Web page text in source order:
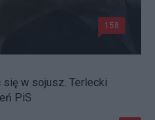
158
się w sojusz. Terlecki
PiS